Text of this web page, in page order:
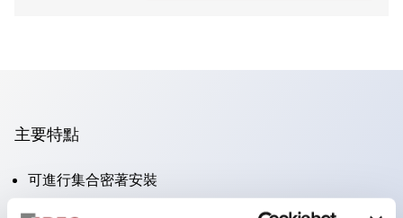
主要特點
可進行集合密著安裝
附鎖選擇開關採用高安全性的彈子鎖結構